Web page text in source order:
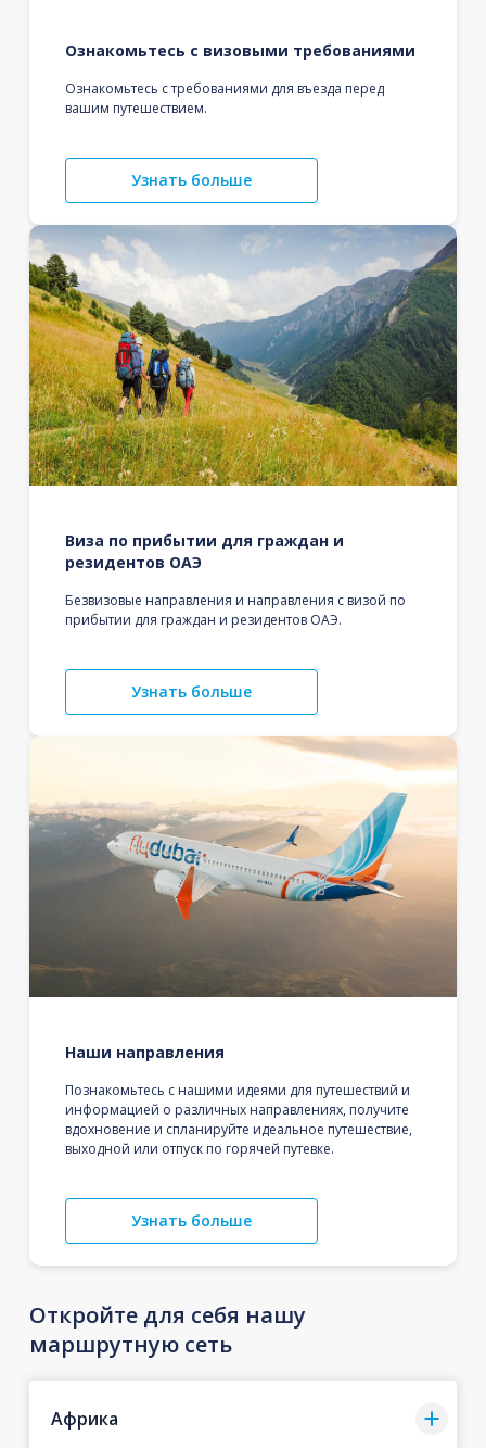
Ознакомьтесь с визовыми требованиями
Ознакомьтесь с требованиями для въезда перед
вашим путешествием.
Узнать больше
Виза по прибытии для граждан и
резидентов ОАЭ
Безвизовые направления и направления с визой по
прибытии для граждан и резидентов ОАЭ.
Узнать больше
Наши направления
Познакомьтесь с нашими идеями для путешествий и
информацией о различных направлениях, получите
вдохновение и спланируйте идеальное путешествие,
выходной или отпуск по горячей путевке.
Узнать больше
Откройте для себя нашу
маршрутную сеть
Африка